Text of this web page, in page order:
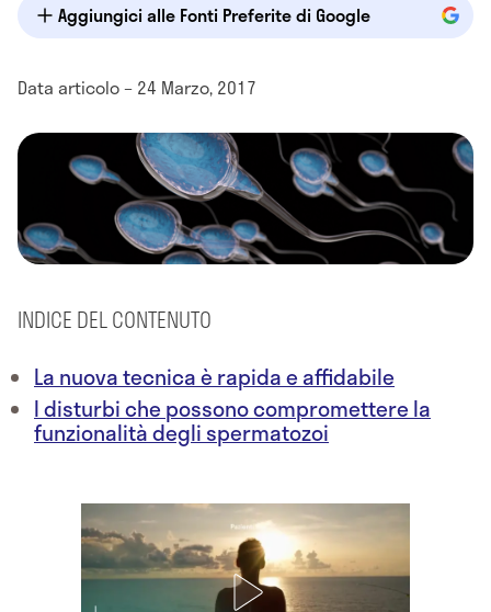
Aggiungici alle Fonti Preferite di Google
Data articolo – 24 Marzo, 2017
INDICE DEL CONTENUTO
La nuova tecnica è rapida e affidabile
I disturbi che possono compromettere la
funzionalità degli spermatozoi